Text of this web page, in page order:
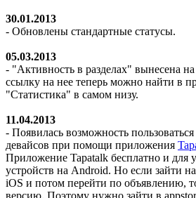
30.01.2013
- Обновлены стандартные статусы.
05.03.2013
- "Активность в разделах" вынесена
ссылку на нее теперь можно найти в
"Статистика" в самом низу.
11.04.2013
- Появилась возможность
девайсов при помощи приложения
Приложение Tapatalk бесплатно и для
устройств на Android. Но если зайти
iOS и потом перейти по объявлению,
версию. Поэтому нужно зайти в